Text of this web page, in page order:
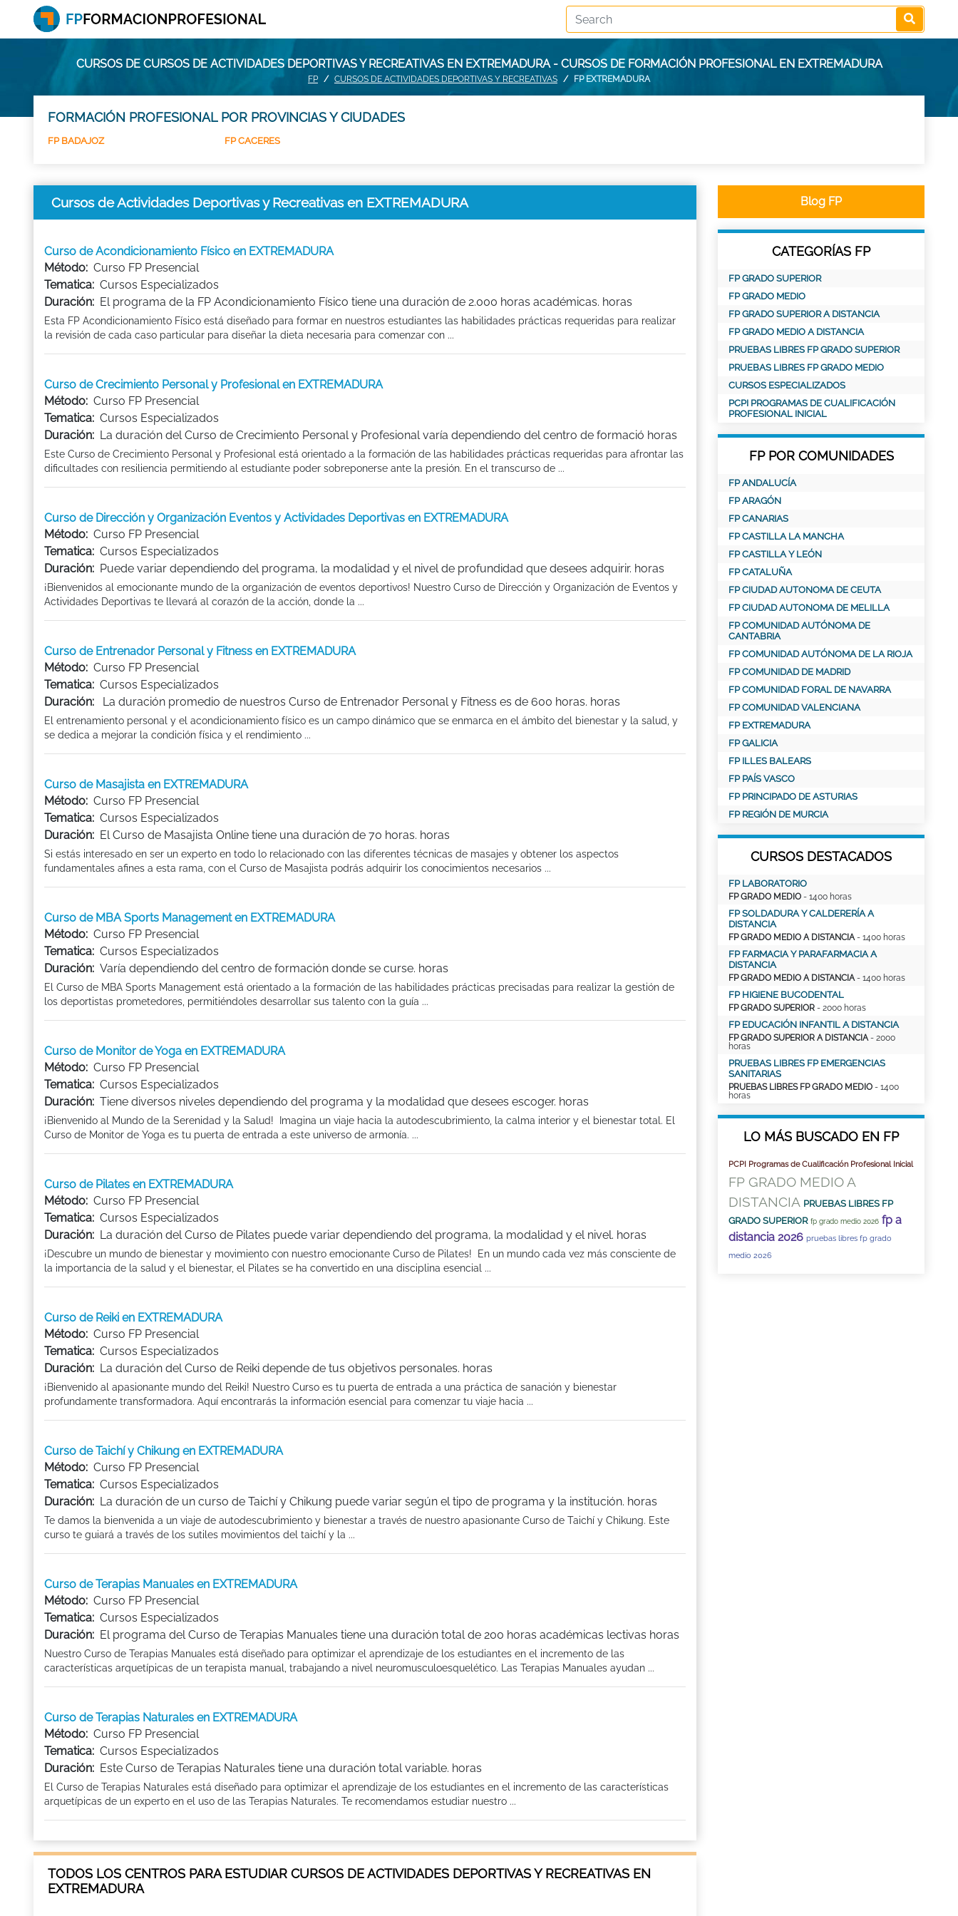
CURSOS DE CURSOS DE ACTIVIDADES DEPORTIVAS Y RECREATIVAS EN EXTREMADURA - CURSOS DE FORMACIÓN PROFESIONAL EN EXTREMADURA
FP CURSOS DE ACTIVIDADES DEPORTIVAS Y RECREATIVAS FP EXTREMADURA
FORMACIÓN PROFESIONAL POR PROVINCIAS Y CIUDADES
FP BADAJOZ FP CACERES
Cursos de Actividades Deportivas y Recreativas en EXTREMADURA
Curso de Acondicionamiento Físico en EXTREMADURA
Método: Curso FP Presencial
Tematica: Cursos Especializados
Duración: El programa de la FP Acondicionamiento Físico tiene una duración de 2.000 horas académicas. horas
Esta FP Acondicionamiento Físico está diseñado para formar en nuestros estudiantes las habilidades prácticas requeridas para realizar
la revisión de cada caso particular para diseñar la dieta necesaria para comenzar con ...
Curso de Crecimiento Personal y Profesional en EXTREMADURA
Método: Curso FP Presencial
Tematica: Cursos Especializados
Duración: La duración del Curso de Crecimiento Personal y Profesional varía dependiendo del centro de formació horas
Este Curso de Crecimiento Personal y Profesional está orientado a la formación de las habilidades prácticas requeridas para afrontar las
dificultades con resiliencia permitiendo al estudiante poder sobreponerse ante la presión. En el transcurso de ...
Curso de Dirección y Organización Eventos y Actividades Deportivas en EXTREMADURA
Método: Curso FP Presencial
Tematica: Cursos Especializados
Duración: Puede variar dependiendo del programa, la modalidad y el nivel de profundidad que desees adquirir. horas
¡Bienvenidos al emocionante mundo de la organización de eventos deportivos! Nuestro Curso de Dirección y Organización de Eventos y
Actividades Deportivas te llevará al corazón de la acción, donde la ...
Curso de Entrenador Personal y Fitness en EXTREMADURA
Método: Curso FP Presencial
Tematica: Cursos Especializados
Duración:
La duración promedio de nuestros Curso de Entrenador Personal y Fitness es de 600 horas. horas
El entrenamiento personal y el acondicionamiento físico es un campo dinámico que se enmarca en el ámbito del bienestar y la salud, y
se dedica a mejorar la condición física y el rendimiento ...
Curso de Masajista en EXTREMADURA
Método: Curso FP Presencial
Tematica: Cursos Especializados
Duración: El Curso de Masajista Online tiene una duración de 70 horas. horas
Si estás interesado en ser un experto en todo lo relacionado con las diferentes técnicas de masajes y obtener los aspectos
fundamentales afines a esta rama, con el Curso de Masajista podrás adquirir los conocimientos necesarios ...
Curso de MBA Sports Management en EXTREMADURA
Método: Curso FP Presencial
Tematica: Cursos Especializados
Duración: Varía dependiendo del centro de formación donde se curse. horas
El Curso de MBA Sports Management está orientado a la formación de las habilidades prácticas precisadas para realizar la gestión de
los deportistas prometedores, permitiéndoles desarrollar sus talento con la guía ...
Curso de Monitor de Yoga en EXTREMADURA
Método: Curso FP Presencial
Tematica: Cursos Especializados
Duración: Tiene diversos niveles dependiendo del programa y la modalidad que desees escoger. horas
¡Bienvenido al Mundo de la Serenidad y la Salud! Imagina un viaje hacia la autodescubrimiento, la calma interior y el bienestar total. El
Curso de Monitor de Yoga es tu puerta de entrada a este universo de armonía. ...
Curso de Pilates en EXTREMADURA
Método: Curso FP Presencial
Tematica: Cursos Especializados
Duración: La duración del Curso de Pilates puede variar dependiendo del programa, la modalidad y el nivel. horas
¡Descubre un mundo de bienestar y movimiento con nuestro emocionante Curso de Pilates! En un mundo cada vez más consciente de
la importancia de la salud y el bienestar, el Pilates se ha convertido en una disciplina esencial ...
Curso de Reiki en EXTREMADURA
Método: Curso FP Presencial
Tematica: Cursos Especializados
Duración: La duración del Curso de Reiki depende de tus objetivos personales. horas
¡Bienvenido al apasionante mundo del Reiki! Nuestro Curso es tu puerta de entrada a una práctica de sanación y bienestar
profundamente transformadora. Aquí encontrarás la información esencial para comenzar tu viaje hacia ...
Curso de Taichí y Chikung en EXTREMADURA
Método: Curso FP Presencial
Tematica: Cursos Especializados
Duración: La duración de un curso de Taichí y Chikung puede variar según el tipo de programa y la institución. horas
Te damos la bienvenida a un viaje de autodescubrimiento y bienestar a través de nuestro apasionante Curso de Taichí y Chikung. Este
curso te guiará a través de los sutiles movimientos del taichí y la ...
Curso de Terapias Manuales en EXTREMADURA
Método: Curso FP Presencial
Tematica: Cursos Especializados
Duración: El programa del Curso de Terapias Manuales tiene una duración total de 200 horas académicas lectivas horas
Nuestro Curso de Terapias Manuales está diseñado para optimizar el aprendizaje de los estudiantes en el incremento de las
características arquetípicas de un terapista manual, trabajando a nivel neuromusculoesquelético. Las Terapias Manuales ayudan ...
Curso de Terapias Naturales en EXTREMADURA
Método: Curso FP Presencial
Tematica: Cursos Especializados
Duración: Este Curso de Terapias Naturales tiene una duración total variable. horas
El Curso de Terapias Naturales está diseñado para optimizar el aprendizaje de los estudiantes en el incremento de las características
arquetípicas de un experto en el uso de las Terapias Naturales. Te recomendamos estudiar nuestro ...
TODOS LOS CENTROS PARA ESTUDIAR CURSOS DE ACTIVIDADES DEPORTIVAS Y RECREATIVAS EN
EXTREMADURA
Blog FP
CATEGORÍAS FP
FP GRADO SUPERIOR
FP GRADO MEDIO
FP GRADO SUPERIOR A DISTANCIA
FP GRADO MEDIO A DISTANCIA
PRUEBAS LIBRES FP GRADO SUPERIOR
PRUEBAS LIBRES FP GRADO MEDIO
CURSOS ESPECIALIZADOS
PCPI PROGRAMAS DE CUALIFICACIÓN
PROFESIONAL INICIAL
FP POR COMUNIDADES
FP ANDALUCÍA
FP ARAGÓN
FP CANARIAS
FP CASTILLA LA MANCHA
FP CASTILLA Y LEÓN
FP CATALUÑA
FP CIUDAD AUTONOMA DE CEUTA
FP CIUDAD AUTONOMA DE MELILLA
FP COMUNIDAD AUTÓNOMA DE
CANTABRIA
FP COMUNIDAD AUTÓNOMA DE LA RIOJA
FP COMUNIDAD DE MADRID
FP COMUNIDAD FORAL DE NAVARRA
FP COMUNIDAD VALENCIANA
FP EXTREMADURA
FP GALICIA
FP ILLES BALEARS
FP PAÍS VASCO
FP PRINCIPADO DE ASTURIAS
FP REGIÓN DE MURCIA
CURSOS DESTACADOS
FP LABORATORIO
FP GRADO MEDIO - 1400 horas
FP SOLDADURA Y CALDERERÍA A
DISTANCIA
FP GRADO MEDIO A DISTANCIA- 1400 horas
FP FARMACIA Y PARAFARMACIA A
DISTANCIA
FP GRADO MEDIO A DISTANCIA- 1400 horas
FP HIGIENE BUCODENTAL
FP GRADO SUPERIOR - 2000 horas
FP EDUCACIÓN INFANTIL A DISTANCIA
FP GRADO SUPERIOR A DISTANCIA- 2000
horas
PRUEBAS LIBRES FP EMERGENCIAS
SANITARIAS
PRUEBAS LIBRES FP GRADO MEDIO - 1400
horas
LO MÁS BUSCADO EN FP
PCPI Programas de Cualificación Profesional Inicial
FP GRADO MEDIO A
DISTANCIA PRUEBAS LIBRES FP
GRADO SUPERIOR fp grado medio 2026 fp a
distancia 2026 pruebas libres fp grado
medio 2026